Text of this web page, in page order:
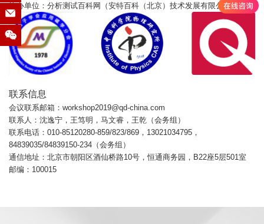
协办单位：分析测试百科网（安特百科（北京）技术发展有限公司）
联系信息
会议联系邮箱：workshop2019@qd-china.com
联系人：沈逸宁，王笃明，马文睿，王乾（会务组）
联系电话：010-85120280-859/823/869，13021034795，
84839035/84839150-234（会务组）
通信地址：北京市朝阳区酒仙桥路10号，恒通商务园，B22座5层501室
邮编：100015